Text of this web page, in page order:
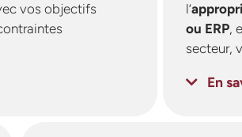
vos objectifs
l’
ou ERP,
secteur,
En